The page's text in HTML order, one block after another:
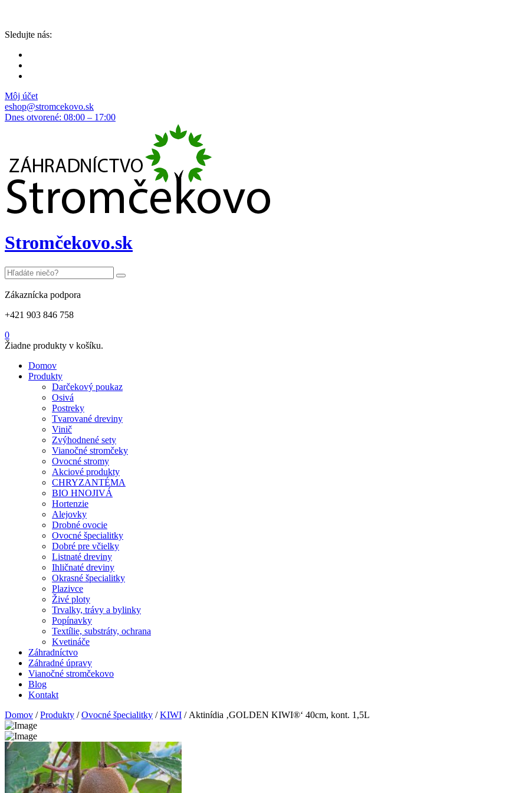
Sledujte nás:
Môj účet
eshop@stromcekovo.sk
Dnes otvorené: 08:00 – 17:00
Stromčekovo.sk
Zákaznícka podpora
+421 903 846 758
0
Žiadne produkty v košíku.
Domov
Produkty
Darčekový poukaz
Osivá
Postreky
Tvarované dreviny
Vinič
Zvýhodnené sety
Vianočné stromčeky
Ovocné stromy
Akciové produkty
CHRYZANTÉMA
BIO HNOJIVÁ
Hortenzie
Alejovky
Drobné ovocie
Ovocné špecialitky
Dobré pre včielky
Listnaté dreviny
Ihličnaté dreviny
Okrasné špecialitky
Plazivce
Živé ploty
Trvalky, trávy a bylinky
Popínavky
Textílie, substráty, ochrana
Kvetináče
Záhradníctvo
Záhradné úpravy
Vianočné stromčekovo
Blog
Kontakt
Domov /Produkty /Ovocné špecialitky /KIWI / Aktinídia ‚GOLDEN KIWI®‘ 40cm, kont. 1,5L